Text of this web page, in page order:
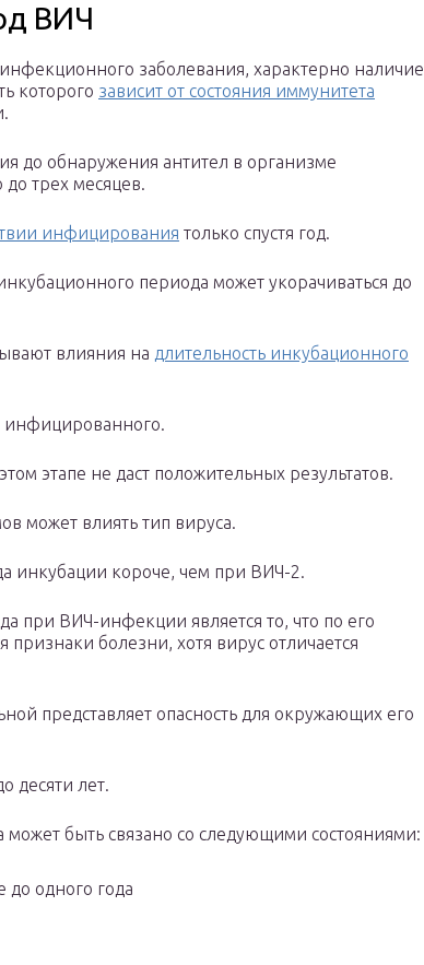
ВИЧ
заболевания, характерно наличие
которого зависит от состояния иммунитета
до обнаружения антител в организме
трех месяцев.
инфицирования только спустя год.
периода может укорачиваться до
влияния на длительность инкубационного
инфицированного.
этапе не даст положительных результатов.
может влиять тип вируса.
инкубации короче, чем при ВИЧ-2.
при ВИЧ-инфекции является то, что по его
признаки болезни, хотя вирус отличается
представляет опасность для окружающих его
десяти лет.
быть связано со следующими состояниями:
до одного года